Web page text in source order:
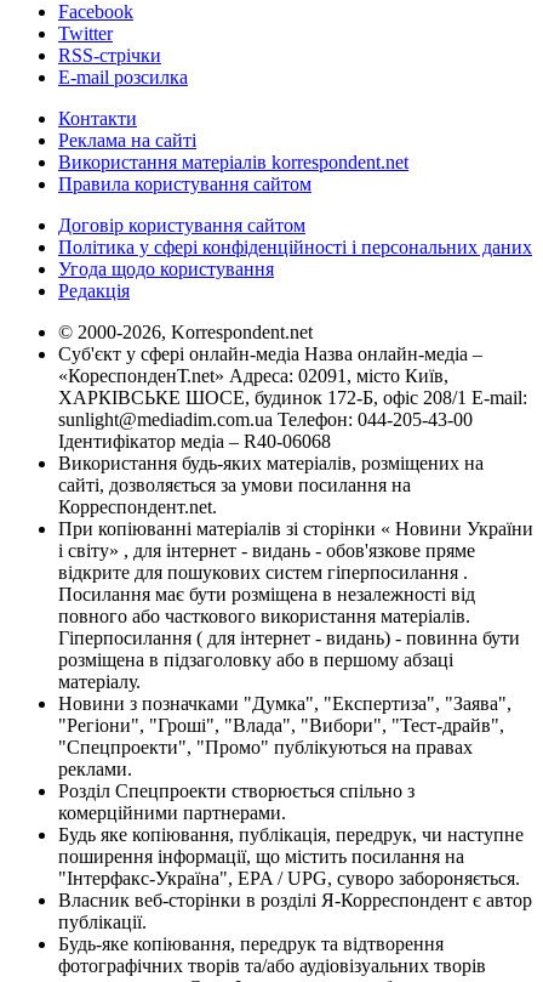
Facebook
Twitter
RSS-стрічки
E-mail розсилка
Контакти
Реклама на сайті
Використання матеріалів korrespondent.net
Правила користування сайтом
Договір користування сайтом
Політика у сфері конфіденційності і персональних даних
Угода щодо користування
Редакція
© 2000-2026, Korrespondent.net
Суб'єкт у сфері онлайн-медіа Назва онлайн-медіа –
«КореспонденТ.net» Адреса: 02091, місто Київ,
ХАРКІВСЬКЕ ШОСЕ, будинок 172-Б, офіс 208/1 E-mail:
sunlight@mediadim.com.ua Телефон: 044-205-43-00
Ідентифікатор медіа – R40-06068
Використання будь-яких матеріалів, розміщених на
сайті, дозволяється за умови посилання на
Корреспондент.net.
При копіюванні матеріалів зі сторінки « Новини України
і світу» , для інтернет - видань - обов'язкове пряме
відкрите для пошукових систем гіперпосилання .
Посилання має бути розміщена в незалежності від
повного або часткового використання матеріалів.
Гіперпосилання ( для інтернет - видань) - повинна бути
розміщена в підзаголовку або в першому абзаці
матеріалу.
Новини з позначками "Думка", "Експертиза", "Заява",
"Регіони", "Гроші", "Влада", "Вибори", "Тест-драйв",
"Спецпроекти", "Промо" публікуються на правах
реклами.
Розділ Спецпроекти створюється спільно з
комерційними партнерами.
Будь яке копіювання, публікація, передрук, чи наступне
поширення інформації, що містить посилання на
"Інтерфакс-Україна", EPA / UPG, суворо забороняється.
Власник веб-сторінки в розділі Я-Корреспондент є автор
публікації.
Будь-яке копіювання, передрук та відтворення
фотографічних творів та/або аудіовізуальних творів